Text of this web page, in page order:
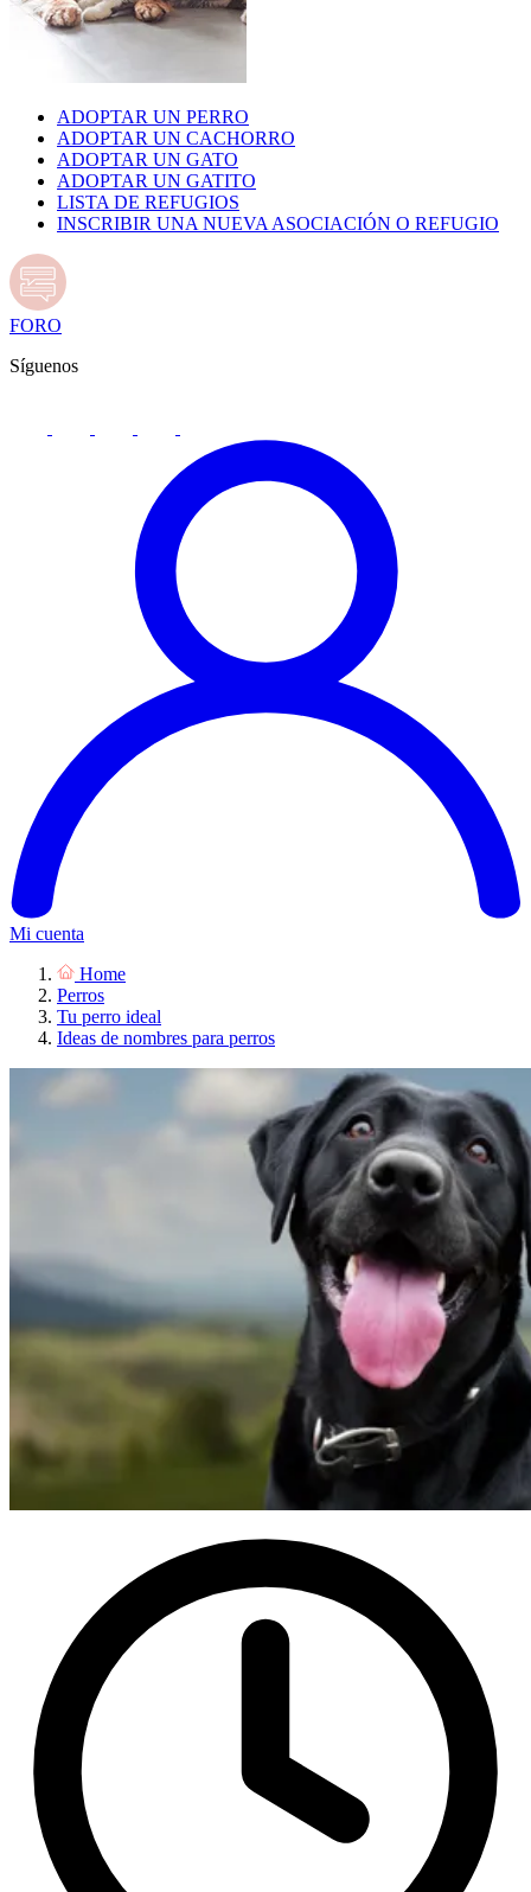
ADOPTAR UN PERRO
ADOPTAR UN CACHORRO
ADOPTAR UN GATO
ADOPTAR UN GATITO
LISTA DE REFUGIOS
INSCRIBIR UNA NUEVA ASOCIACIÓN O REFUGIO
FORO
Síguenos
Mi cuenta
Home
Perros
Tu perro ideal
Ideas de nombres para perros